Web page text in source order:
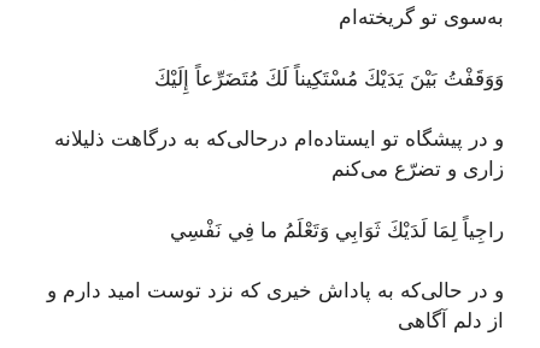
به‌سوی تو گریخته‌ام
وَوَقَفْتُ بَيْنَ يَدَيْكَ مُسْتَكِيناً لَكَ مُتَضَرِّعاً إِلَيْكَ
و در پیشگاه تو ایستاده‌ام درحالی‌که به درگاهت ذلیلانه
زاری و تضرّع می‌کنم
راجِياً لِمَا لَدَيْكَ ثَوَابِي وَتَعْلَمُ ما فِي نَفْسِي
و در حالی‌که به پاداش خیری که نزد توست امید دارم و
از دلم آگاهی